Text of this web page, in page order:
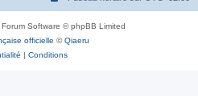
Software © phpBB Limited
officielle ©Qiaeru
| Conditions